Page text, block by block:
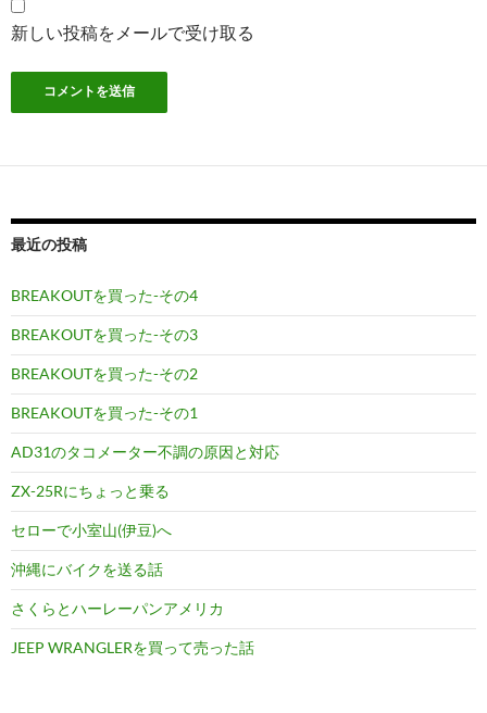
新しい投稿をメールで受け取る
最近の投稿
BREAKOUTを買った-その4
BREAKOUTを買った-その3
BREAKOUTを買った-その2
BREAKOUTを買った-その1
AD31のタコメーター不調の原因と対応
ZX-25Rにちょっと乗る
セローで小室山(伊豆)へ
沖縄にバイクを送る話
さくらとハーレーパンアメリカ
JEEP WRANGLERを買って売った話